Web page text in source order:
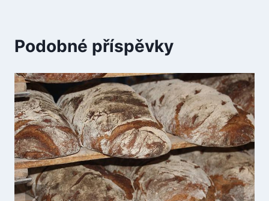
Podobné příspěvky